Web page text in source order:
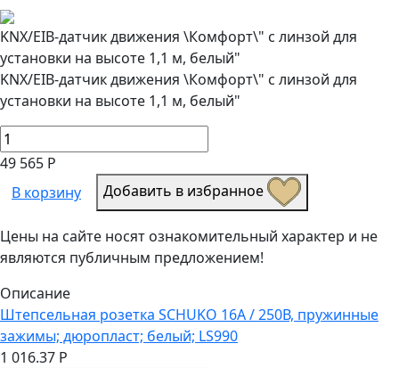
KNX/EIB-датчик движения \Комфорт\" с линзой для
установки на высоте 1,1 м, белый"
KNX/EIB-датчик движения \Комфорт\" с линзой для
установки на высоте 1,1 м, белый"
49 565 Р
В корзину
Добавить в избранное
Цены на сайте носят ознакомительный характер и не
являются публичным предложением!
Описание
Штепсельная розетка SCHUKO 16А / 250В, пружинные
зажимы; дюропласт; белый; LS990
1 016.37 Р